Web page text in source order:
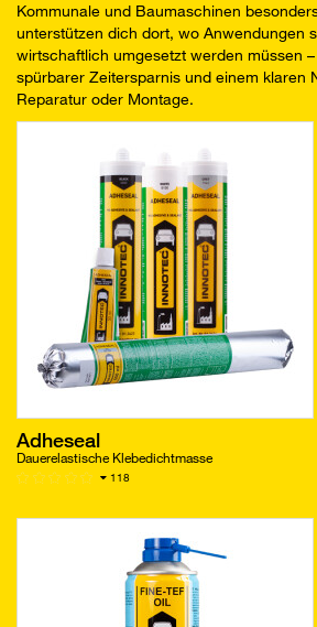
Kommunale und Baumaschinen
unterstützen dich dort, wo Anwendungen
wirtschaftlich umgesetzt werden müssen
spürbarer Zeitersparnis und einem klaren
Reparatur oder Montage.
Adheseal
Dauerelastische Klebedichtmasse
118